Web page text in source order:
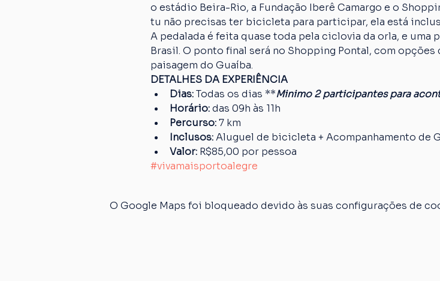
o estádio Beira-Rio, a Fundação Iberê Camargo e o
tu não precisas ter bicicleta para participar, ela está
A pedalada é feita quase toda pela ciclovia da orla, e uma
Brasil. O ponto final será no Shopping Pontal, com opções
paisagem do Guaíba.
DETALHES DA EXPERIÊNCIA
Dias: Todas os dias **Minimo 2 participantes para
Horário: das 09h às 11h
Percurso: 7 km
Inclusos: Aluguel de bicicleta + Acompanhamento de
Valor: R$85,00 por pessoa
#vivamaisportoalegre
O Google Maps foi bloqueado devido às suas configurações de